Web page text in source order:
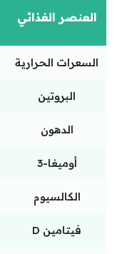
العنصر الغذائي
السعرات الحرارية
البروتين
الدهون
أوميغا-3
الكالسيوم
فيتامين D